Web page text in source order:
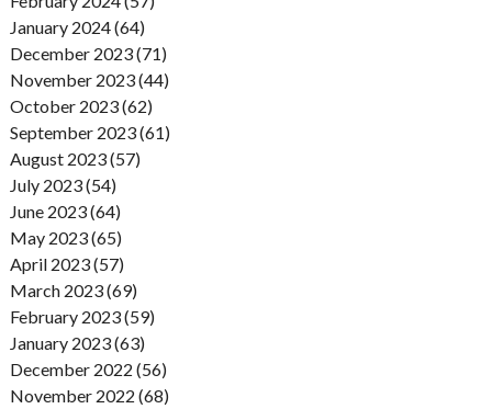
January 2024 (64)
December 2023 (71)
November 2023 (44)
October 2023 (62)
September 2023 (61)
August 2023 (57)
July 2023 (54)
June 2023 (64)
May 2023 (65)
April 2023 (57)
March 2023 (69)
February 2023 (59)
January 2023 (63)
December 2022 (56)
November 2022 (68)